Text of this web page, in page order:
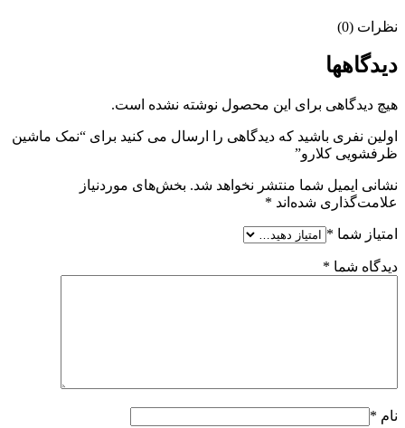
نظرات (0)
دیدگاهها
هیچ دیدگاهی برای این محصول نوشته نشده است.
اولین نفری باشید که دیدگاهی را ارسال می کنید برای “نمک ماشین
ظرفشویی کلارو”
نشانی ایمیل شما منتشر نخواهد شد. بخش‌های موردنیاز
علامت‌گذاری شده‌اند *
امتیاز شما *
دیدگاه شما *
نام *